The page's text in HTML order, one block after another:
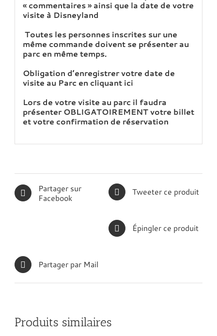
« commentaires » ainsi que la date de votre
visite à Disneyland
Toutes les personnes inscrites sur une
même commande doivent se présenter au
parc en même temps.
Obligation d’enregistrer votre date de
visite au Parc en cliquant ici
Lors de votre visite au parc il faudra
présenter OBLIGATOIREMENT votre billet
et votre confirmation de réservation
Partager sur
Facebook
Tweeter ce produit
Épingler ce produit
Partager par Mail
Produits similaires